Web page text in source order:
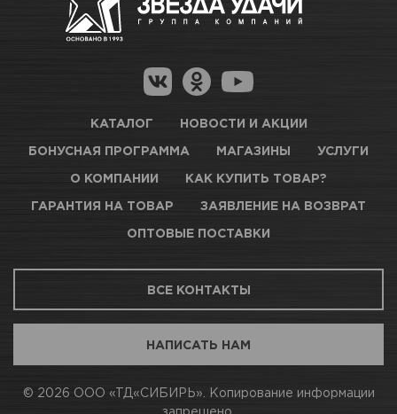
Новосибирск, Петухова, 27/3
КАРТА ПРОЕЗДА И КОНТАКТЫ
Новосибирск, Богдана Хмельницкого, 1/1
АВТОПАРК Н54
Как купить товар?
Гарантия на товар
Магазины для получения товара
Оптовые поставки
КАТАЛОГ НОВОСТИ И АКЦИИ
БОНУСНАЯ ПРОГРАММА МАГАЗИНЫ УСЛУГИ
О КОМПАНИИ КАК КУПИТЬ ТОВАР?
ГАРАНТИЯ НА ТОВАР ЗАЯВЛЕНИЕ НА ВОЗВРАТ
ОПТОВЫЕ ПОСТАВКИ
ВСЕ КОНТАКТЫ
НАПИСАТЬ НАМ
© 2026 ООО «ТД«СИБИРЬ». Копирование информации
запрещено.